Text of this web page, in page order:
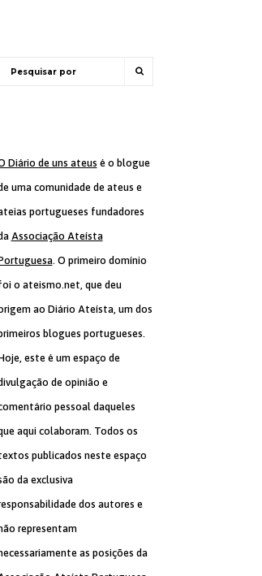
Diário de uns ateus é o blogue
uma comunidade de ateus e
portugueses fundadores
Associação Ateísta
. O primeiro domínio
o ateismo.net, que deu
ao Diário Ateísta, um dos
blogues portugueses.
este é um espaço de
de opinião e
pessoal daqueles
aqui colaboram. Todos os
publicados neste espaço
da exclusiva
dos autores e
representam
as posições da